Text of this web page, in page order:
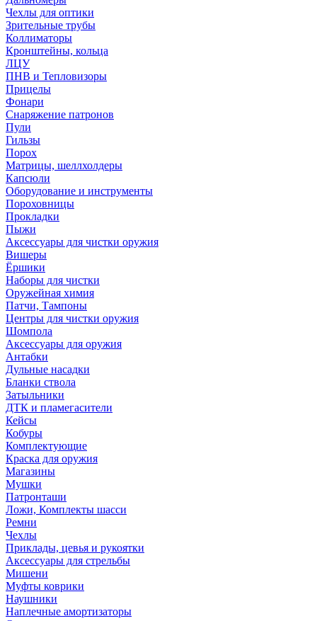
Чехлы для оптики
Зрительные трубы
Коллиматоры
Кронштейны, кольца
ЛЦУ
ПНВ и Тепловизоры
Прицелы
Фонари
Снаряжение патронов
Пули
Гильзы
Порох
Матрицы, шеллхолдеры
Капсюли
Оборудование и инструменты
Пороховницы
Прокладки
Пыжи
Аксессуары для чистки оружия
Вишеры
Ёршики
Наборы для чистки
Оружейная химия
Патчи, Тампоны
Центры для чистки оружия
Шомпола
Аксессуары для оружия
Антабки
Дульные насадки
Бланки ствола
Затыльники
ДТК и пламегасители
Кейсы
Кобуры
Комплектующие
Краска для оружия
Магазины
Мушки
Патронташи
Ложи, Комплекты шасси
Ремни
Чехлы
Приклады, цевья и рукоятки
Аксессуары для стрельбы
Мишени
Муфты коврики
Наушники
Наплечные амортизаторы